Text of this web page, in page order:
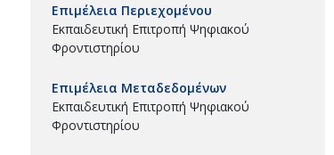
Επιμέλεια Περιεχομένου
Εκπαιδευτική Επιτροπή Ψηφιακού
Φροντιστηρίου
Επιμέλεια Μεταδεδομένων
Εκπαιδευτική Επιτροπή Ψηφιακού
Φροντιστηρίου